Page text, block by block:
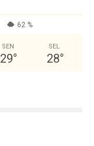
62 %
SEN
29°
SEL
28°